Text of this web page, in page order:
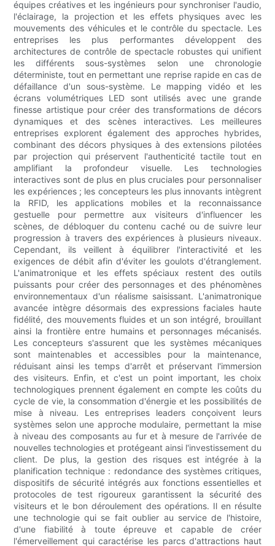
équipes créatives et les ingénieurs pour synchroniser l'audio,
l'éclairage, la projection et les effets physiques avec les
mouvements des véhicules et le contrôle du spectacle. Les
entreprises les plus performantes développent des
architectures de contrôle de spectacle robustes qui unifient
les différents sous-systèmes selon une chronologie
déterministe, tout en permettant une reprise rapide en cas de
défaillance d'un sous-système. Le mapping vidéo et les
écrans volumétriques LED sont utilisés avec une grande
finesse artistique pour créer des transformations de décors
dynamiques et des scènes interactives. Les meilleures
entreprises explorent également des approches hybrides,
combinant des décors physiques à des extensions pilotées
par projection qui préservent l'authenticité tactile tout en
amplifiant la profondeur visuelle. Les technologies
interactives sont de plus en plus cruciales pour personnaliser
les expériences ; les concepteurs les plus innovants intègrent
la RFID, les applications mobiles et la reconnaissance
gestuelle pour permettre aux visiteurs d'influencer les
scènes, de débloquer du contenu caché ou de suivre leur
progression à travers des expériences à plusieurs niveaux.
Cependant, ils veillent à équilibrer l'interactivité et les
exigences de débit afin d'éviter les goulots d'étranglement.
L'animatronique et les effets spéciaux restent des outils
puissants pour créer des personnages et des phénomènes
environnementaux d'un réalisme saisissant. L'animatronique
avancée intègre désormais des expressions faciales haute
fidélité, des mouvements fluides et un son intégré, brouillant
ainsi la frontière entre humains et personnages mécanisés.
Les concepteurs s'assurent que les systèmes mécaniques
sont maintenables et accessibles pour la maintenance,
réduisant ainsi les temps d'arrêt et préservant l'immersion
des visiteurs. Enfin, et c'est un point important, les choix
technologiques prennent également en compte les coûts du
cycle de vie, la consommation d'énergie et les possibilités de
mise à niveau. Les entreprises leaders conçoivent leurs
systèmes selon une approche modulaire, permettant la mise
à niveau des composants au fur et à mesure de l'arrivée de
nouvelles technologies et protégeant ainsi l'investissement du
client. De plus, la gestion des risques est intégrée à la
planification technique : redondance des systèmes critiques,
dispositifs de sécurité intégrés aux fonctions essentielles et
protocoles de test rigoureux garantissent la sécurité des
visiteurs et le bon déroulement des opérations. Il en résulte
une technologie qui se fait oublier au service de l'histoire,
d'une fiabilité à toute épreuve et capable de créer
l'émerveillement qui caractérise les parcs d'attractions haut